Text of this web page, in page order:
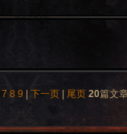
7 8 9 |下一页 尾页 20篇文